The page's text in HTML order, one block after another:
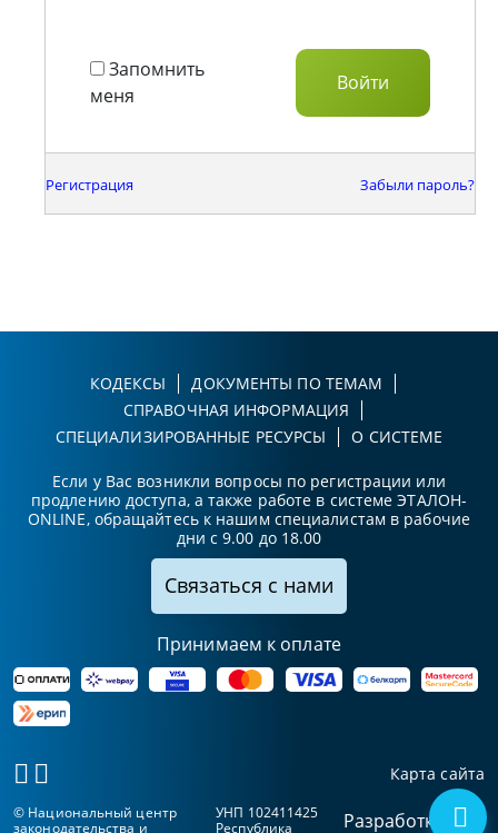
Запомнить
меня
Регистрация Забыли пароль?
КОДЕКСЫ
ДОКУМЕНТЫ ПО ТЕМАМ
СПРАВОЧНАЯ ИНФОРМАЦИЯ
СПЕЦИАЛИЗИРОВАННЫЕ РЕСУРСЫ
О СИСТЕМЕ
Если у Вас возникли вопросы по регистрации или
продлению доступа, а также работе в системе ЭТАЛОН-
ONLINE, обращайтесь к нашим специалистам в рабочие
дни с 9.00 до 18.00
Связаться с нами
Принимаем к оплате
Карта сайта
© Национальный центр
законодательства и
УНП 102411425
Республика
Разработка